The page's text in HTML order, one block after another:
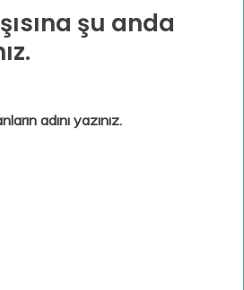
şu anda
adını yazınız.